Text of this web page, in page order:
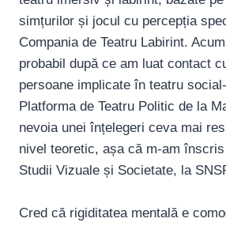
simțurilor și jocul cu percepția
Compania de Teatru Labirint.
probabil după ce am luat contact
persoane implicate în teatru
Platforma de Teatru Politic de la
nevoia unei înțelegeri ceva mai
nivel teoretic, așa că m-am
Studii Vizuale și Societate, la
Cred că rigiditatea mentală e